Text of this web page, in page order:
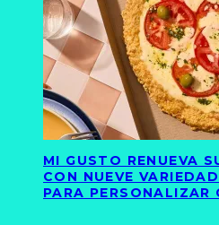
MI GUSTO RENUEVA
CON NUEVE
PARA PERSONALIZAR